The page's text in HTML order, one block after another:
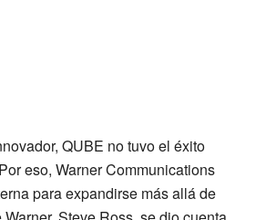
QUBE no tuvo el éxito
eso, Warner Communications
para expandirse más allá de